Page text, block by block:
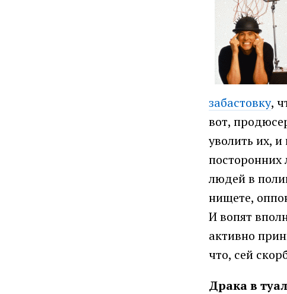
забастовку,
вот,
уволить их,
посторонних
людей в
нищете,
И вопят
активно
что, сей
Драка в